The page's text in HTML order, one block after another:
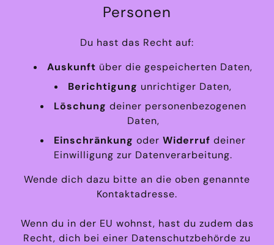
Personen
Du hast das Recht auf:
Auskunft über die gespeicherten Daten,
Berichtigung unrichtiger Daten,
Löschung deiner personenbezogenen
Daten,
Einschränkung oder Widerruf deiner
Einwilligung zur Datenverarbeitung.
Wende dich dazu bitte an die oben genannte
Kontaktadresse.
Wenn du in der EU wohnst, hast du zudem das
Recht, dich bei einer Datenschutzbehörde zu